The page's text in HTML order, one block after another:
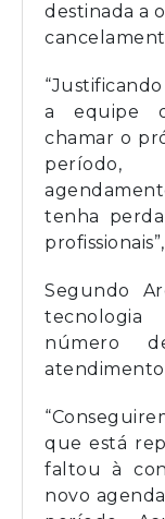
destinada a
a equipe
chamar o
período,
tenha
Segundo
número
que está
faltou à
novo